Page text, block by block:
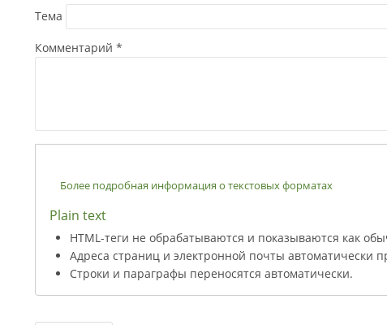
Тема
Комментарий *
Более подробная информация о текстовых форматах
Plain text
HTML-теги не обрабатываются и показываются как
Адреса страниц и электронной почты автоматически
Строки и параграфы переносятся автоматически.